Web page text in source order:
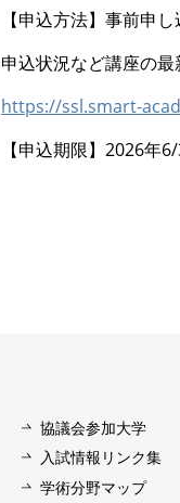
【申込方法】事前申
申込状況など講座の
https://ssl.smart-
【申込期限】2026年
協議会参加⼤学
⼊試情報リンク集
学術分野マップ